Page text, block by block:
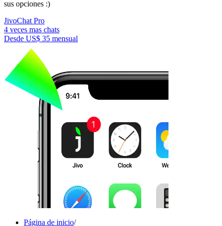
sus opciones :)
JivoChat Pro
4 veces mas chats
Desde US$ 35 mensual
Página de inicio/